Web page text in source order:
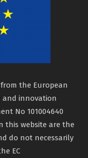
the European
and innovation
No 101004640
this website are the
do not necessarily
EC